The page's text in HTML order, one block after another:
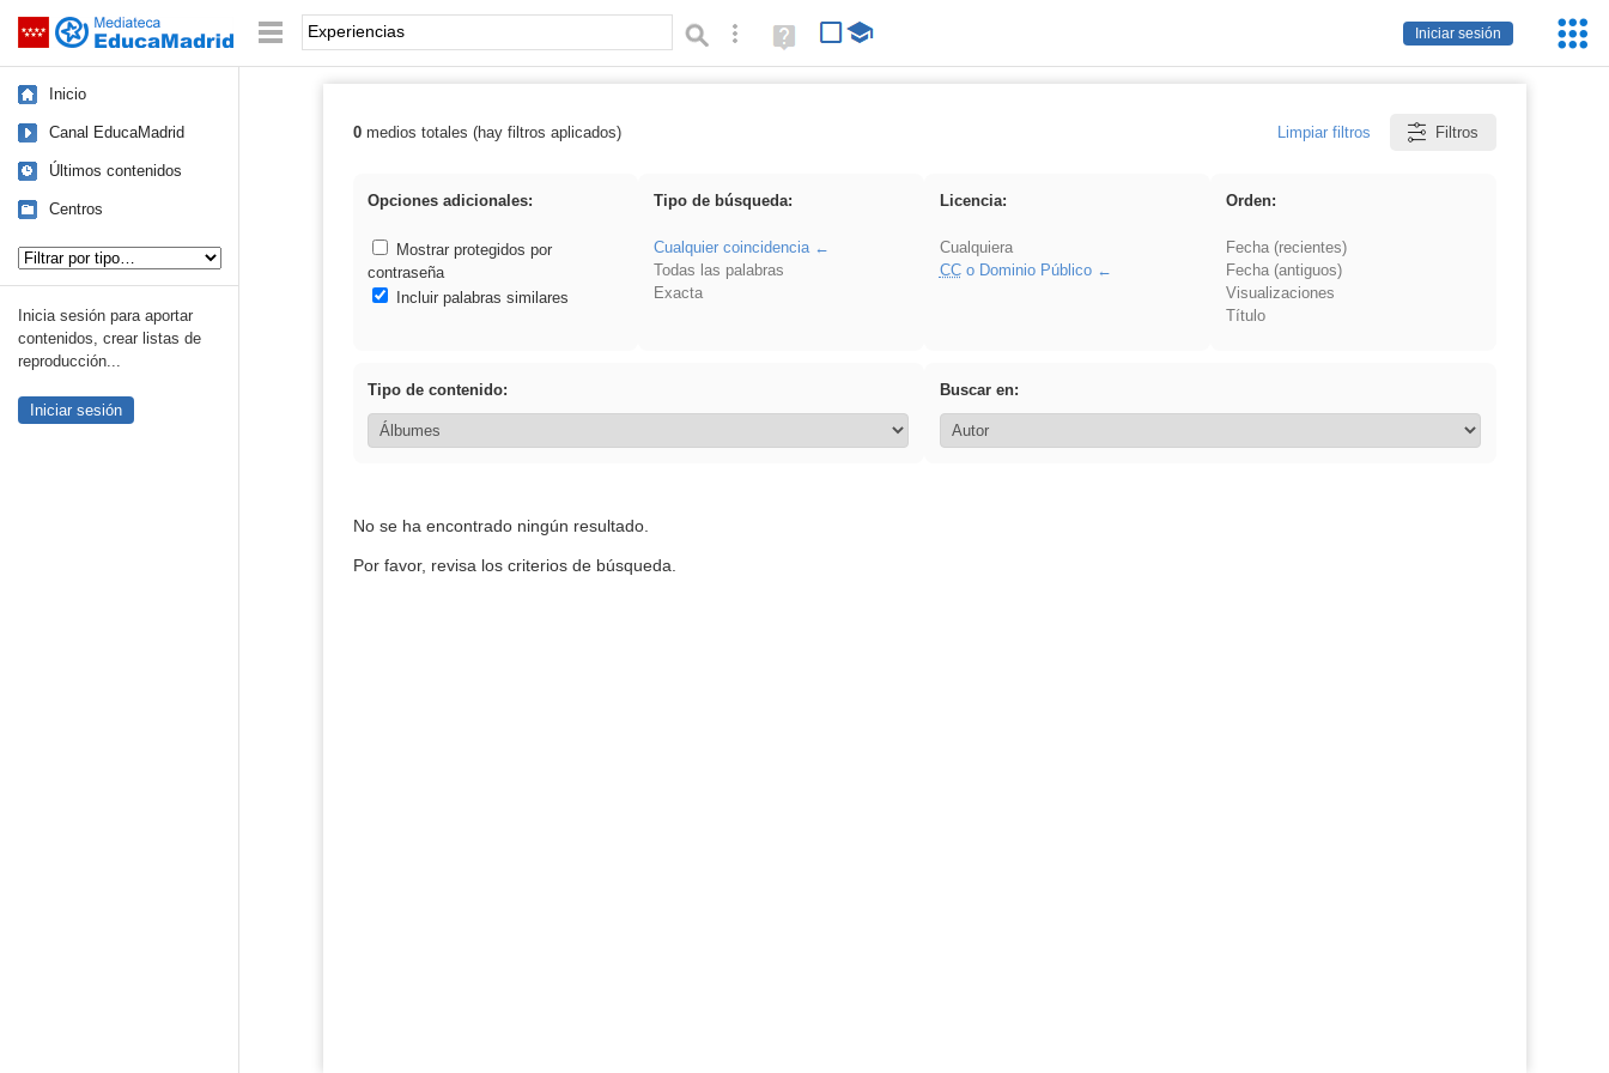
Saltar navegación
Iniciar sesión
Palabra o frase: Búsqueda avanzada
Ayuda
(en
Inicio
Canal EducaMadrid
Últimos contenidos
Centros
Inicia sesión para aportar
contenidos, crear listas de
reproducción...
Iniciar sesión
Resultados de: Experiencias
0medios totales (hay filtros aplicados) Limpiar filtros Filtros
Opciones adicionales:
Mostrar protegidos por
contraseña
Incluir palabras similares
Tipo de búsqueda:
Cualquier coincidencia
Todas las palabras
Exacta
Licencia:
Cualquiera
CCo Dominio Público
Orden:
Fecha (recientes)
Fecha (antiguos)
Visualizaciones
Título
Tipo de contenido: Buscar en:
No se ha encontrado ningún resultado.
Por favor, revisa los criterios de búsqueda.